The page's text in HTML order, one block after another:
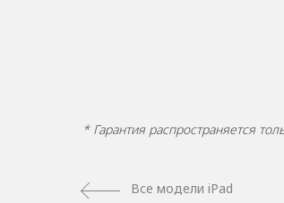
Все модели iPad
* Гарантия распространяется